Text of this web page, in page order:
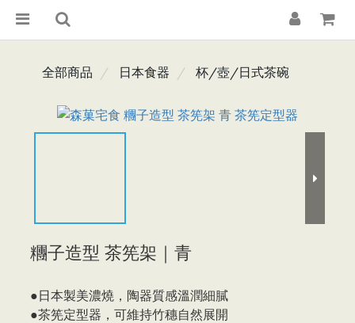
全部商品 日本食器 杯/壺/日式茶碗
糰子造型 茶筅架｜青
●日本製美濃燒，陶器質感溫潤細膩
●茶筅定型器，可維持竹穗自然展開